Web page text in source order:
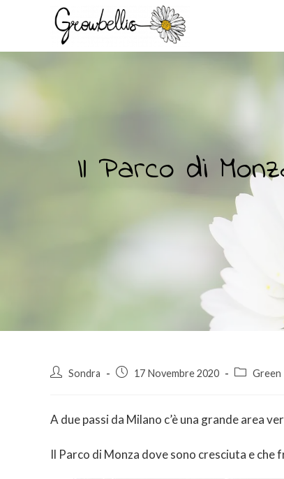
Il Parco di
Sondra 17 Novembre 2020 Green
A due passi da Milano c’è una grande area
Il Parco di Monza dove sono cresciuta e